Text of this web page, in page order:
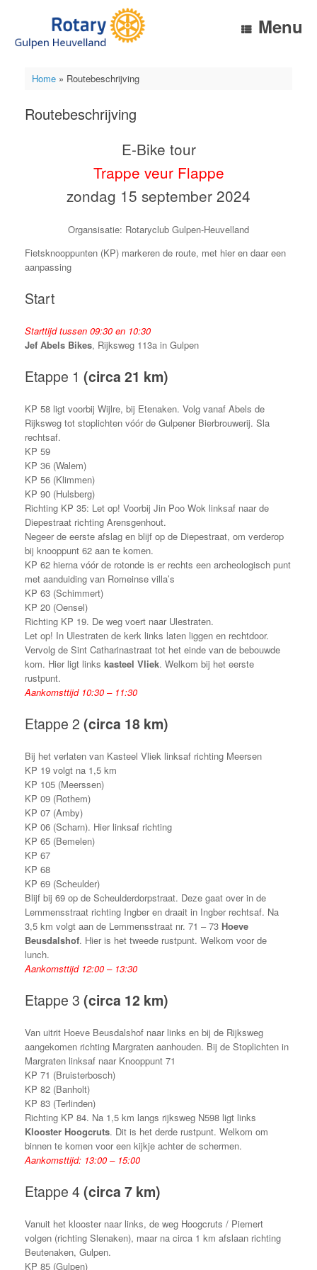
inhoud
Menu
Home» Routebeschrijving
Routebeschrijving
E-Bike tour
Trappe veur Flappe
zondag 15 september 2024
Organsisatie: Rotaryclub Gulpen-Heuvelland
Fietsknooppunten (KP) markeren de route, met hier en daar een
aanpassing
Start
Starttijd tussen 09:30 en 10:30
Jef Abels Bikes, Rijksweg 113a in Gulpen
Etappe 1 (circa 21 km)
KP 58 ligt voorbij Wijlre, bij Etenaken. Volg vanaf Abels de
Rijksweg tot stoplichten vóór de Gulpener Bierbrouwerij. Sla
rechtsaf.
KP 59
KP 36 (Walem)
KP 56 (Klimmen)
KP 90 (Hulsberg)
Richting KP 35: Let op! Voorbij Jin Poo Wok linksaf naar de
Diepestraat richting Arensgenhout.
Negeer de eerste afslag en blijf op de Diepestraat, om verderop
bij knooppunt 62 aan te komen.
KP 62 hierna vóór de rotonde is er rechts een archeologisch punt
met aanduiding van Romeinse villa’s
KP 63 (Schimmert)
KP 20 (Oensel)
Richting KP 19. De weg voert naar Ulestraten.
Let op! In Ulestraten de kerk links laten liggen en rechtdoor.
Vervolg de Sint Catharinastraat tot het einde van de bebouwde
kom. Hier ligt links kasteel Vliek. Welkom bij het eerste
rustpunt.
Aankomsttijd 10:30 – 11:30
Etappe 2 (circa 18 km)
Bij het verlaten van Kasteel Vliek linksaf richting Meersen
KP 19 volgt na 1,5 km
KP 105 (Meerssen)
KP 09 (Rothem)
KP 07 (Amby)
KP 06 (Scharn). Hier linksaf richting
KP 65 (Bemelen)
KP 67
KP 68
KP 69 (Scheulder)
Blijf bij 69 op de Scheulderdorpstraat. Deze gaat over in de
Lemmensstraat richting Ingber en draait in Ingber rechtsaf. Na
3,5 km volgt aan de Lemmensstraat nr. 71 – 73 Hoeve
Beusdalshof. Hier is het tweede rustpunt. Welkom voor de
lunch.
Aankomsttijd 12:00 – 13:30
Etappe 3 (circa 12 km)
Van uitrit Hoeve Beusdalshof naar links en bij de Rijksweg
aangekomen richting Margraten aanhouden. Bij de Stoplichten in
Margraten linksaf naar Knooppunt 71
KP 71 (Bruisterbosch)
KP 82 (Banholt)
KP 83 (Terlinden)
Richting KP 84. Na 1,5 km langs rijksweg N598 ligt links
Klooster Hoogcruts. Dit is het derde rustpunt. Welkom om
binnen te komen voor een kijkje achter de schermen.
Aankomsttijd: 13:00 – 15:00
Etappe 4 (circa 7 km)
Vanuit het klooster naar links, de weg Hoogcruts / Piemert
volgen (richting Slenaken), maar na circa 1 km afslaan richting
Beutenaken, Gulpen.
KP 85 (Gulpen)